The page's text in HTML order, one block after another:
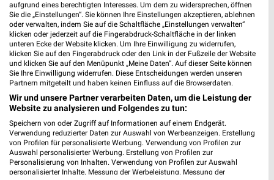
Globus Prospekt der Woche für Hamburg
Globus Baumarkt Prospekte & Angebote für
Oststeinbek
aufgrund eines berechtigten Interesses. Um dem zu widersprechen, öffnen
Sie die „Einstellungen“. Sie können Ihre Einstellungen akzeptieren, ablehnen
oder verwalten, indem Sie auf die Schaltfläche „Einstellungen verwalten“
klicken oder jederzeit auf die Fingerabdruck-Schaltfläche in der linken
unteren Ecke der Website klicken. Um Ihre Einwilligung zu widerrufen,
klicken Sie auf den Fingerabdruck oder den Link in der Fußzeile der Website
und klicken Sie auf den Menüpunkt „Meine Daten“. Auf dieser Seite können
Sie Ihre Einwilligung widerrufen. Diese Entscheidungen werden unseren
Partnern mitgeteilt und haben keinen Einfluss auf die Browserdaten.
Wir und unsere Partner verarbeiten Daten, um die Leistung der
Website zu analysieren und Folgendes zu tun:
Speichern von oder Zugriff auf Informationen auf einem Endgerät.
Verwendung reduzierter Daten zur Auswahl von Werbeanzeigen. Erstellung
von Profilen für personalisierte Werbung. Verwendung von Profilen zur
Auswahl personalisierter Werbung. Erstellung von Profilen zur
Personalisierung von Inhalten. Verwendung von Profilen zur Auswahl
personalisierter Inhalte. Messung der Werbeleistung. Messung der